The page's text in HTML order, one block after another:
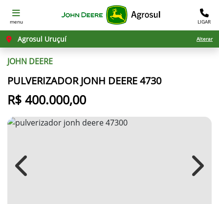
menu LIGAR
Agrosul Uruçuí Alterar
JOHN DEERE
PULVERIZADOR JONH DEERE 4730
R$ 400.000,00
Previous Next